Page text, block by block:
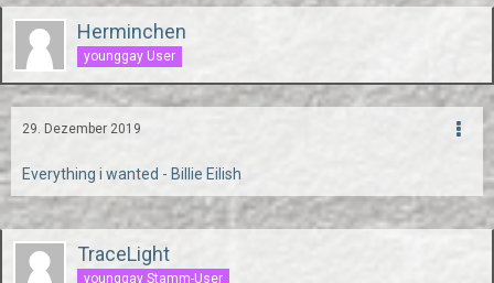
Herminchen
younggay User
29. Dezember 2019
Everything i wanted - Billie Eilish
TraceLight
younggay Stamm-User